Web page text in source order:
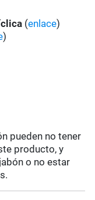
(enlace)
)
pueden no tener
producto, y
o no estar